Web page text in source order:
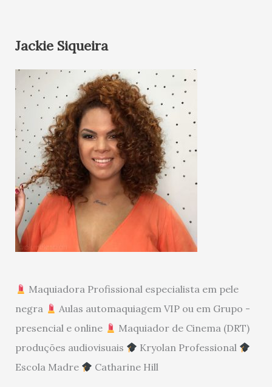
Jackie Siqueira
Maquiadora Profissional especialista em pele
negra
Aulas automaquiagem VIP ou em Grupo -
presencial e online
Maquiador de Cinema (DRT)
produções audiovisuais
Kryolan Professional
Escola Madre
Catharine Hill